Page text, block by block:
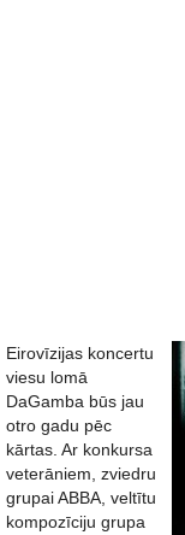
Eirovīzijas koncertu
viesu lomā
DaGamba būs jau
otro gadu pēc
kārtas. Ar konkursa
veterāniem, zviedru
grupai ABBA, veltītu
kompozīciju grupa